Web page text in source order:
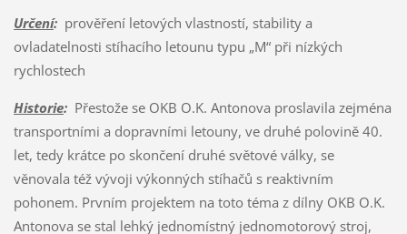
Určení:prověření letových vlastností, stability a
ovladatelnosti stíhacího letounu typu „M“ při nízkých
rychlostech
Historie:Přestože se OKB O.K. Antonova proslavila zejména
transportními a dopravními letouny, ve druhé polovině 40.
let, tedy krátce po skončení druhé světové války, se
věnovala též vývoji výkonných stíhačů s reaktivním
pohonem. Prvním projektem na toto téma z dílny OKB O.K.
Antonova se stal lehký jednomístný jednomotorový stroj,